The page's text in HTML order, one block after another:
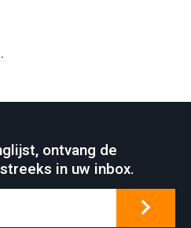
ontvang de
in uw inbox.